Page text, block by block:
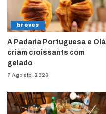
breves
A Padaria Portuguesa e Olá
criam croissants com
gelado
7 Agosto, 2026